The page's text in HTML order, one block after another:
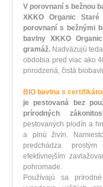
V porovnaní s bežnou
XKKO Organic
porovnaní s bežnými
bavlny XKKO
gramáž. Nadväzujú
obdobia pred viac ako
prirodzená, čistá
BIO bavlna s
je pestovaná bez
prírodných
pestovaných plodín a
a plnú živín.
predchádza
efektívnejším
pohromade.
Používajú sa